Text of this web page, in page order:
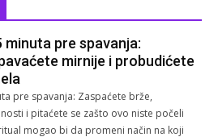
minuta pre spavanja:
mirnije i probudićete
pre spavanja: Zaspaćete brže,
i pitaćete se zašto ovo niste počeli
mogao bi da promeni način na koji